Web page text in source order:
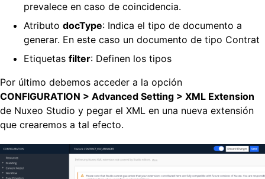
prevalece en caso de coincidencia.
Atributo docType: Indica el tipo de documento a
generar. En este caso un documento de tipo Contrat
Etiquetas filter: Definen los tipos
Por último debemos acceder a la opción
CONFIGURATION > Advanced Setting > XML Extension
de Nuxeo Studio y pegar el XML en una nueva extensión
que crearemos a tal efecto.